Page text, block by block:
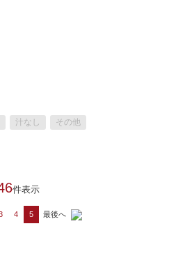
汁なし
その他
件表示
4 5 最後へ